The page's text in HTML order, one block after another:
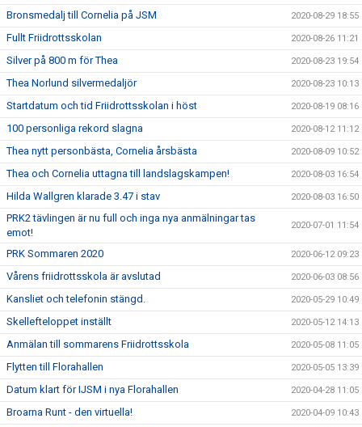
Bronsmedalj till Cornelia på JSM 2020-08-29 18:55
Fullt Friidrottsskolan 2020-08-26 11:21
Silver på 800 m för Thea 2020-08-23 19:54
Thea Norlund silvermedaljör 2020-08-23 10:13
Startdatum och tid Friidrottsskolan i höst 2020-08-19 08:16
100 personliga rekord slagna 2020-08-12 11:12
Thea nytt personbästa, Cornelia årsbästa 2020-08-09 10:52
Thea och Cornelia uttagna till landslagskampen! 2020-08-03 16:54
Hilda Wallgren klarade 3.47 i stav 2020-08-03 16:50
PRK2 tävlingen är nu full och inga nya anmälningar tas
emot!
2020-07-01 11:54
PRK Sommaren 2020 2020-06-12 09:23
Vårens friidrottsskola är avslutad 2020-06-03 08:56
Kansliet och telefonin stängd. 2020-05-29 10:49
Skellefteloppet inställt 2020-05-12 14:13
Anmälan till sommarens Friidrottsskola 2020-05-08 11:05
Flytten till Florahallen 2020-05-05 13:39
Datum klart för IJSM i nya Florahallen 2020-04-28 11:05
Broarna Runt - den virtuella! 2020-04-09 10:43